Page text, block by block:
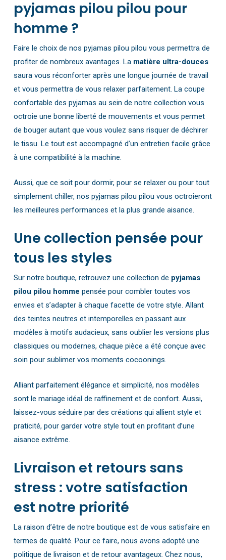
pyjamas pilou pilou pour
homme ?
Faire le choix de nos pyjamas pilou pilou vous permettra de
profiter de nombreux avantages. La matière ultra-douces
saura vous réconforter après une longue journée de travail
et vous permettra de vous relaxer parfaitement. La coupe
confortable des pyjamas au sein de notre collection vous
octroie une bonne liberté de mouvements et vous permet
de bouger autant que vous voulez sans risquer de déchirer
le tissu. Le tout est accompagné d’un entretien facile grâce
à une compatibilité à la machine.
Aussi, que ce soit pour dormir, pour se relaxer ou pour tout
simplement chiller, nos pyjamas pilou pilou vous octroieront
les meilleures performances et la plus grande aisance.
Une collection pensée pour
tous les styles
Sur notre boutique, retrouvez une collection de pyjamas
pilou pilou homme pensée pour combler toutes vos
envies et s’adapter à chaque facette de votre style. Allant
des teintes neutres et intemporelles en passant aux
modèles à motifs audacieux, sans oublier les versions plus
classiques ou modernes, chaque pièce a été conçue avec
soin pour sublimer vos moments cocoonings.
Alliant parfaitement élégance et simplicité, nos modèles
sont le mariage idéal de raffinement et de confort. Aussi,
laissez-vous séduire par des créations qui allient style et
praticité, pour garder votre style tout en profitant d’une
aisance extrême.
Livraison et retours sans
stress : votre satisfaction
est notre priorité
La raison d’être de notre boutique est de vous satisfaire en
termes de qualité. Pour ce faire, nous avons adopté une
politique de livraison et de retour avantageux. Chez nous,